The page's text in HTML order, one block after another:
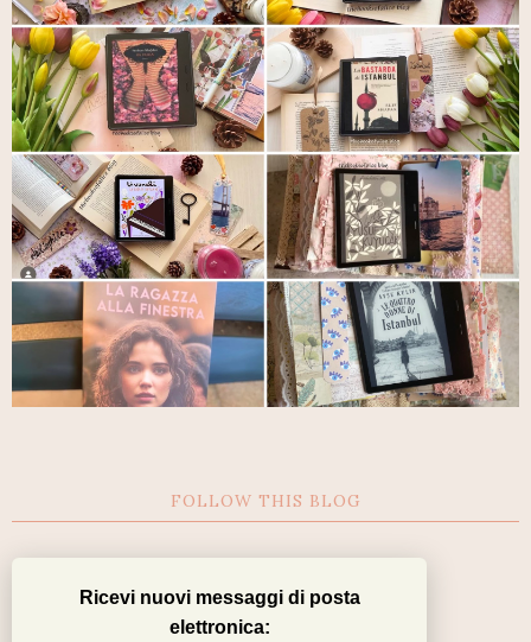
FOLLOW THIS BLOG
Ricevi nuovi messaggi di posta
elettronica: